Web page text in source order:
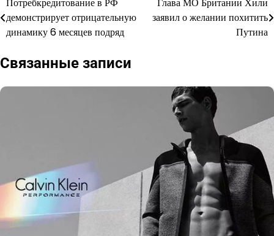
Навигация
по
демонстрирует отрицательную
динамику 6 месяцев подряд
заявил о желании похитить
Путина
Связанные записи